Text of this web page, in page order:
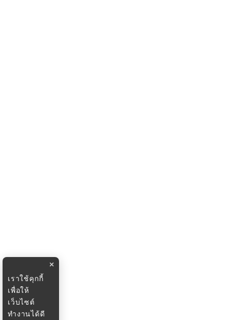
×
เราใช้คุกกี้
เพื่อให้
เว็บไซต์
ทำงานได้ดี